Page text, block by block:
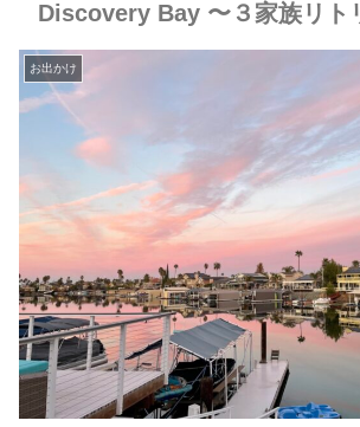
Discovery Bay 〜３家族リト
お出かけ